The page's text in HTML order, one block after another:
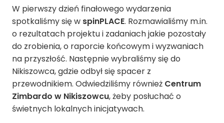
W pierwszy dzień finałowego wydarzenia
spotkaliśmy się w spinPLACE. Rozmawialiśmy m.in.
o rezultatach projektu i zadaniach jakie pozostały
do zrobienia, o raporcie końcowym i wyzwaniach
na przyszłość. Następnie wybraliśmy się do
Nikiszowca, gdzie odbył się spacer z
przewodnikiem. Odwiedziliśmy również Centrum
Zimbardo w Nikiszowcu, żeby posłuchać o
świetnych lokalnych inicjatywach.